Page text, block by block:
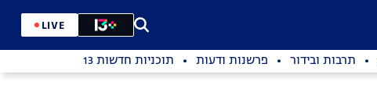
LIVE
תרבות ובידור פרשנות ודעות תוכניות חדשות 13